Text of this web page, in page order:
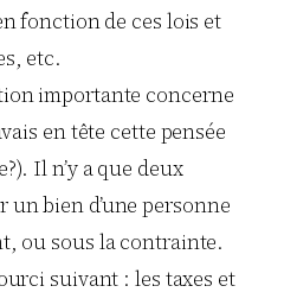
fonction de ces lois et
etc.
importante concerne
en tête cette pensée
Il n’y a que deux
bien d’une personne
ou sous la contrainte.
suivant : les taxes et